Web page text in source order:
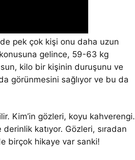
pek çok kişi onu daha uzun
gelince, 59-63 kg
kilo bir kişinin duruşunu ve
görünmesini sağlıyor ve bu da
Kim’in gözleri, koyu kahverengi.
katıyor. Gözleri, sıradan
birçok hikaye var sanki!